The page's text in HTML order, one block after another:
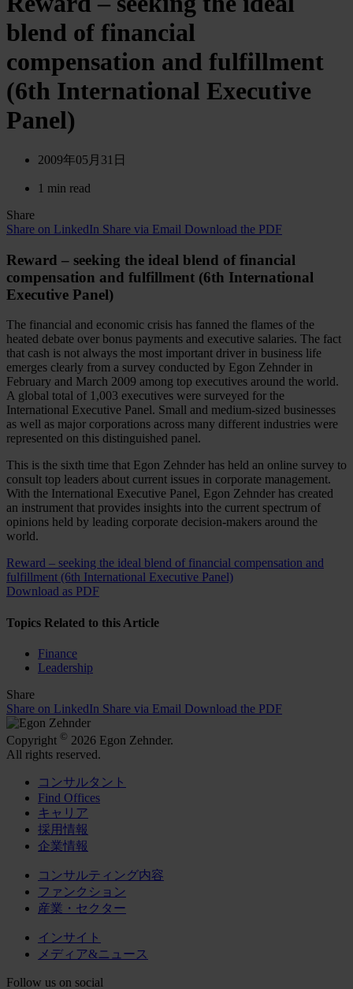
blend of financial
compensation and fulfillment
(6th International Executive
Panel)
2009年05月31日
1 min read
Share
Share on LinkedIn Share via Email Download the PDF
Reward – seeking the ideal blend of financial
compensation and fulfillment (6th International
Executive Panel)
The financial and economic crisis has fanned the flames of the
heated debate over bonus payments and executive salaries. The fact
that cash is not always the most important driver in business life
emerges clearly from a survey conducted by Egon Zehnder in
February and March 2009 among top executives around the world.
A global total of 1,003 executives were surveyed for the
International Executive Panel. Small and medium-sized businesses
as well as major corporations across many different industries were
represented on this distinguished panel.
This is the sixth time that Egon Zehnder has held an online survey to
consult top leaders about current issues in corporate management.
With the International Executive Panel, Egon Zehnder has created
an instrument that provides insights into the current spectrum of
opinions held by leading corporate decision-makers around the
world.
Reward – seeking the ideal blend of financial compensation and
fulfillment (6th International Executive Panel)
Download as PDF
Topics Related to this Article
Finance
Leadership
Share
Share on LinkedIn Share via Email Download the PDF
Copyright © 2026 Egon Zehnder.
All rights reserved.
コンサルタント
Find Offices
キャリア
採用情報
企業情報
コンサルティング内容
ファンクション
産業・セクター
インサイト
メディア&ニュース
Follow us on social